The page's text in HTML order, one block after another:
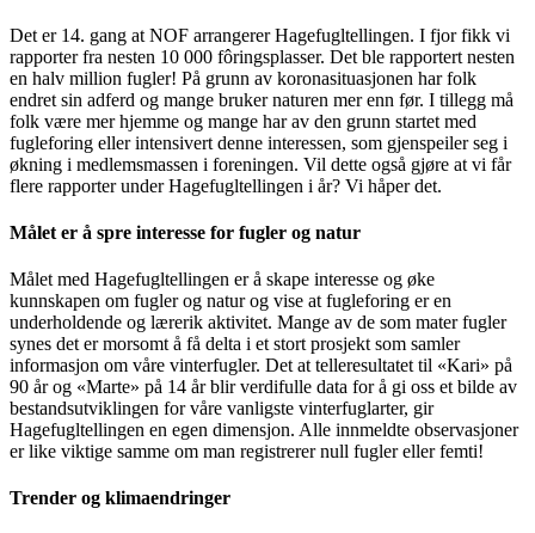
Det er 14. gang at NOF arrangerer Hagefugltellingen. I fjor fikk vi
rapporter fra nesten 10 000 fôringsplasser. Det ble rapportert nesten
en halv million fugler! På grunn av koronasituasjonen har folk
endret sin adferd og mange bruker naturen mer enn før. I tillegg må
folk være mer hjemme og mange har av den grunn startet med
fugleforing eller intensivert denne interessen, som gjenspeiler seg i
økning i medlemsmassen i foreningen. Vil dette også gjøre at vi får
flere rapporter under Hagefugltellingen i år? Vi håper det.
Målet er å spre interesse for fugler og natur
Målet med Hagefugltellingen er å skape interesse og øke
kunnskapen om fugler og natur og vise at fugleforing er en
underholdende og lærerik aktivitet. Mange av de som mater fugler
synes det er morsomt å få delta i et stort prosjekt som samler
informasjon om våre vinterfugler. Det at telleresultatet til «Kari» på
90 år og «Marte» på 14 år blir verdifulle data for å gi oss et bilde av
bestandsutviklingen for våre vanligste vinterfuglarter, gir
Hagefugltellingen en egen dimensjon. Alle innmeldte observasjoner
er like viktige samme om man registrerer null fugler eller femti!
Trender og klimaendringer